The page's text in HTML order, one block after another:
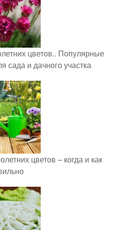
цветов.. Популярные
сада и дачного участка
цветов – когда и как